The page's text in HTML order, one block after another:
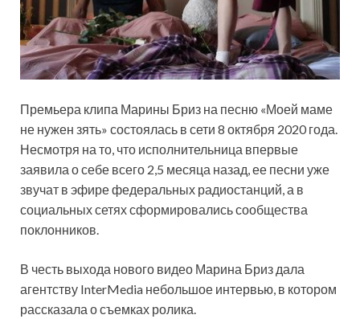
Премьера клипа Марины Бриз на песню «Моей маме
не нужен зять» состоялась в сети 8 октября 2020 года.
Несмотря на то, что исполнительница впервые
заявила о себе всего 2,5 месяца назад, ее песни уже
звучат в эфире федеральных радиостанций, а в
социальных сетяхсформировались сообщества
поклонников.
В честь выхода нового видео Марина Бриз дала
агентству InterMedia небольшое интервью, в котором
рассказала о съемках ролика.